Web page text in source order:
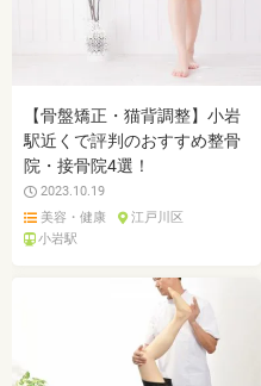
【骨盤矯正・猫背調整】小岩
駅近くで評判のおすすめ整骨
院・接骨院4選！
2023.10.19
美容・健康
江戸川区
小岩駅